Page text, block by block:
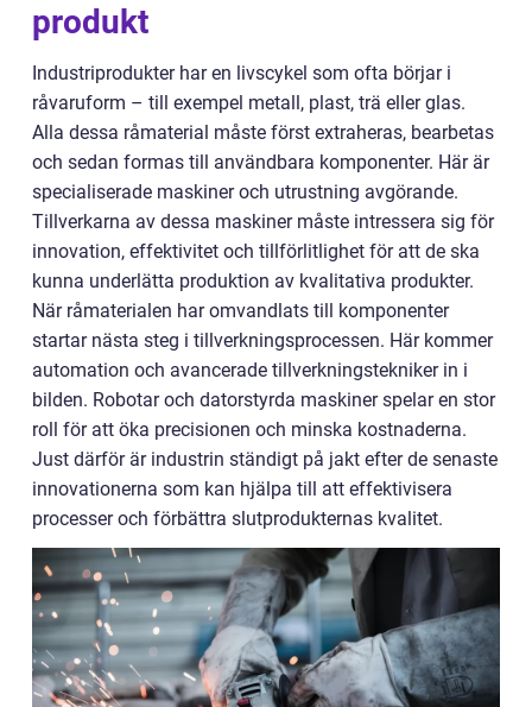
produkt
Industriprodukter har en livscykel som ofta börjar i
råvaruform – till exempel metall, plast, trä eller glas.
Alla dessa råmaterial måste först extraheras, bearbetas
och sedan formas till användbara komponenter. Här är
specialiserade maskiner och utrustning avgörande.
Tillverkarna av dessa maskiner måste intressera sig för
innovation, effektivitet och tillförlitlighet för att de ska
kunna underlätta produktion av kvalitativa produkter.
När råmaterialen har omvandlats till komponenter
startar nästa steg i tillverkningsprocessen. Här kommer
automation och avancerade tillverkningstekniker in i
bilden. Robotar och datorstyrda maskiner spelar en stor
roll för att öka precisionen och minska kostnaderna.
Just därför är industrin ständigt på jakt efter de senaste
innovationerna som kan hjälpa till att effektivisera
processer och förbättra slutprodukternas kvalitet.